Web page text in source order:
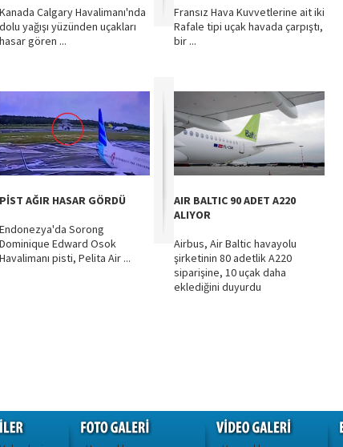
Kanada Calgary Havalimanı'nda
dolu yağışı yüzünden uçakları
hasar gören ...
Fransız Hava Kuvvetlerine ait iki
Rafale tipi uçak havada çarpıştı,
bir ...
PİST AĞIR HASAR GÖRDÜ
Endonezya'da Sorong
Dominique Edward Osok
Havalimanı pisti, Pelita Air ...
AIR BALTIC 90 ADET A220
ALIYOR
Airbus, Air Baltic havayolu
şirketinin 80 adetlik A220
siparişine, 10 uçak daha
eklediğini duyurdu